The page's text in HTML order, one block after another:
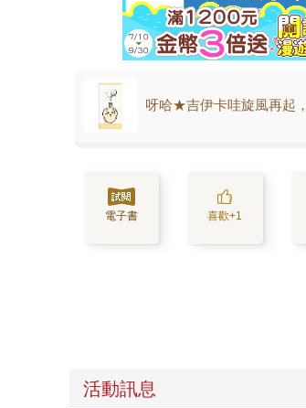
呀哈★吉伊卡哇旋風再起
電子書 喜歡+1
活動訊息